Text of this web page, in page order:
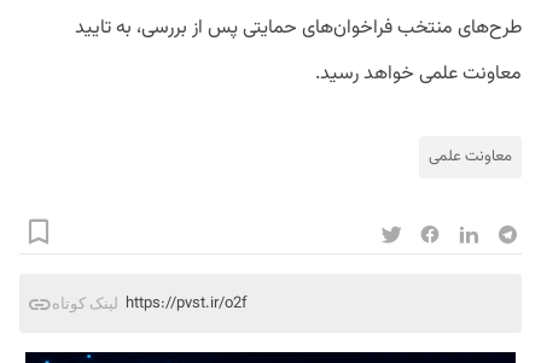
طرح‌های منتخب فراخوان‌های حمایتی پس از بررسی، به تایید
معاونت علمی خواهد رسید.
معاونت علمی
لینک کوتاه https://pvst.ir/o2f